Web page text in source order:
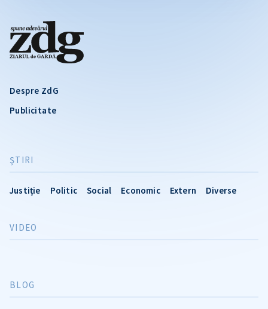
Despre ZdG
Publicitate
ŞTIRI
Justiție Politic Social Economic Extern Diverse
VIDEO
BLOG